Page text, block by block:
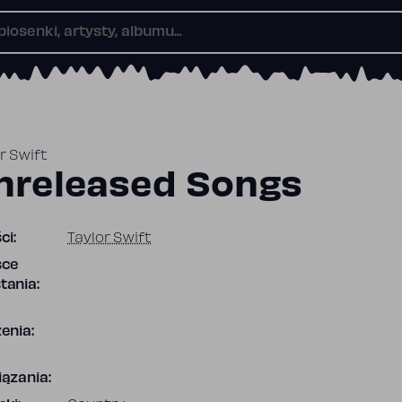
Swift
Songs
Taylor Swift